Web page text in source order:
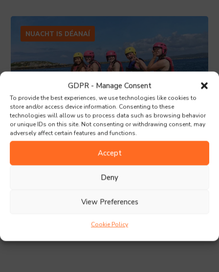
GDPR - Manage Consent
To provide the best experiences, we use technologies like cookies to
store and/or access device information. Consenting to these
technologies will allow us to process data such as browsing behavior
or unique IDs on this site. Not consenting or withdrawing consent, may
adversely affect certain features and functions.
Accept
Deny
View Preferences
Cookie Policy
NUACHT IS DÉANAÍ
Gníomhaíochtaí is Fearr i
gColáiste na nOileán